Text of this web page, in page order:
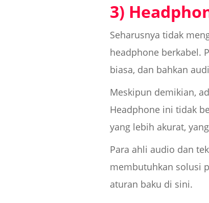
3)
Seharusnya tidak
headphone berkabel.
biasa, dan bahkan
Meskipun demikian,
Headphone ini tidak
yang lebih akurat,
Para ahli audio dan
membutuhkan solusi
aturan baku di sini.